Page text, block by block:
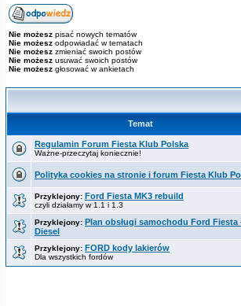
Nie możesz pisać nowych tematów
Nie możesz odpowiadać w tematach
Nie możesz zmieniać swoich postów
Nie możesz usuwać swoich postów
Nie możesz głosować w ankietach
Temat
Regulamin Forum Fiesta Klub Polska
Ważne-przeczytaj koniecznie!
Polityka cookies na stronie i forum Fiesta Klub
Przyklejony: Ford Fiesta MK3 rebuild
czyli działamy w 1.1 i 1.3
Przyklejony: Plan obsługi samochodu Ford Fiesta
Diesel
Przyklejony: FORD kody lakierów
Dla wszystkich fordów